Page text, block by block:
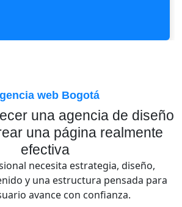
web Bogotá
una agencia de diseño
una página realmente
efectiva
necesita estrategia, diseño,
y una estructura pensada para
avance con confianza.